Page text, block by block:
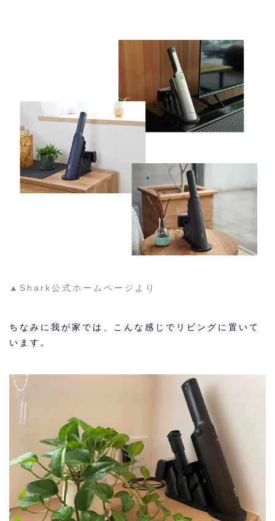
▲Shark公式ホームページより
ちなみに我が家では、こんな感じでリビングに置いて
います。